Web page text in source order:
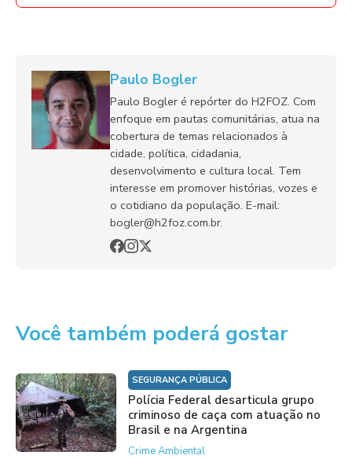
Paulo Bogler
Paulo Bogler é repórter do H2FOZ. Com
enfoque em pautas comunitárias, atua na
cobertura de temas relacionados à
cidade, política, cidadania,
desenvolvimento e cultura local. Tem
interesse em promover histórias, vozes e
o cotidiano da população. E-mail:
bogler@h2foz.com.br.
Você também poderá gostar
SEGURANÇA PÚBLICA
Polícia Federal desarticula grupo
criminoso de caça com atuação no
Brasil e na Argentina
Crime Ambiental